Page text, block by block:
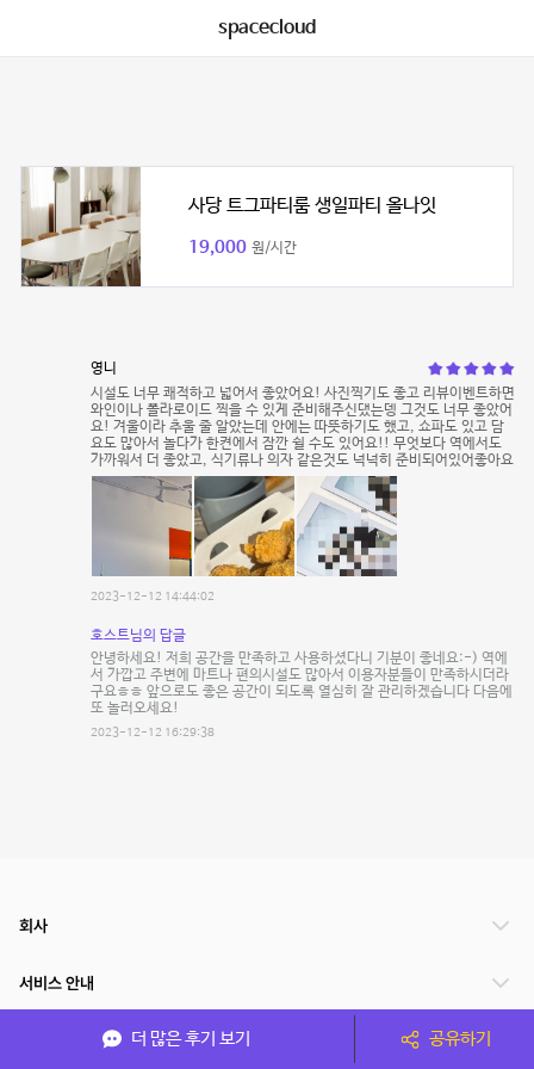
spacecloud
사당 트그파티룸 생일파티 올나잇
19,000 원/시간
영니
시설도 너무 쾌적하고 넓어서 좋았어요! 사진찍기도 좋고 리뷰이벤트하면
와인이나 폴라로이드 찍을 수 있게 준비해주신댔는뎅 그것도 너무 좋았어
요! 겨울이라 추울 줄 알았는데 안에는 따뜻하기도 했고, 쇼파도 있고 담
요도 많아서 놀다가 한켠에서 잠깐 쉴 수도 있어요!! 무엇보다 역에서도
가까워서 더 좋았고, 식기류나 의자 같은것도 넉넉히 준비되어있어좋아요
2023-12-12 14:44:02
호스트님의 답글
안녕하세요! 저희 공간을 만족하고 사용하셨다니 기분이 좋네요:-) 역에
서 가깝고 주변에 마트나 편의시설도 많아서 이용자분들이 만족하시더라
구요ㅎㅎ 앞으로도 좋은 공간이 되도록 열심히 잘 관리하겠습니다 다음에
또 놀러오세요!
2023-12-12 16:29:38
더 많은 후기 보기 공유하기
회사
서비스 안내